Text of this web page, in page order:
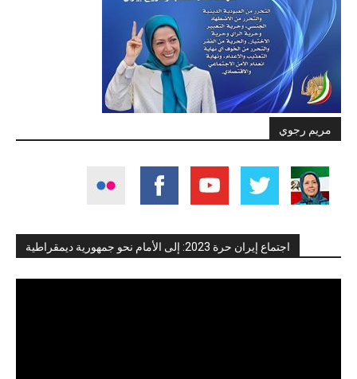
مريم رجوي
اجتماع إيران حرة 2023: إلى الأمام نحو جمهورية ديمقراطية